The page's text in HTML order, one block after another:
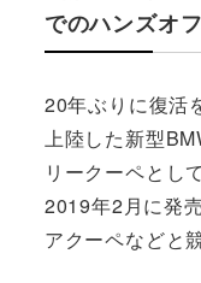
でのハンズオ
20年ぶりに復活
上陸した新型
リークーペとし
2019年2月に発
アクーペなどと